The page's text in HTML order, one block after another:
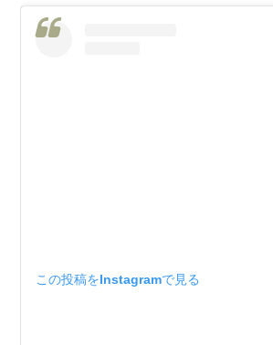
この投稿をInstagramで見る